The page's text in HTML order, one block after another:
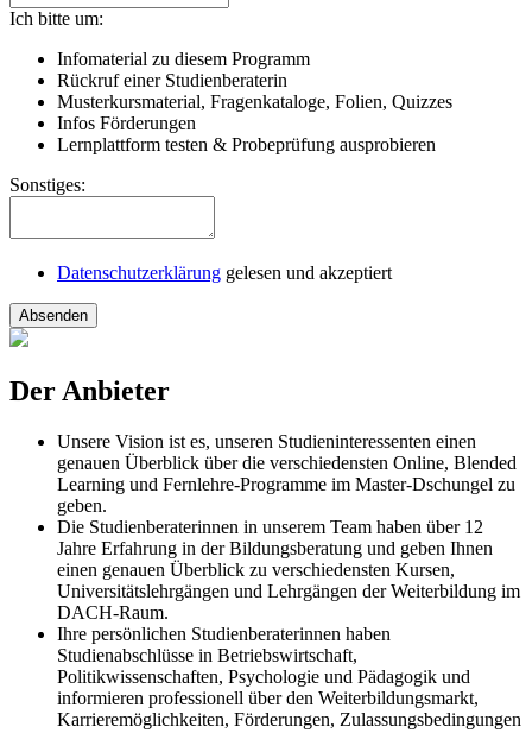
Ich bitte um:
Infomaterial zu diesem Programm
Rückruf einer Studienberaterin
Musterkursmaterial, Fragenkataloge, Folien, Quizzes
Infos Förderungen
Lernplattform testen & Probeprüfung ausprobieren
Sonstiges:
Datenschutzerklärung gelesen und akzeptiert
Absenden
Der Anbieter
Unsere Vision ist es, unseren Studieninteressenten einen
genauen Überblick über die verschiedensten Online, Blended
Learning und Fernlehre-Programme im Master-Dschungel zu
geben.
Die Studienberaterinnen in unserem Team haben über 12
Jahre Erfahrung in der Bildungsberatung und geben Ihnen
einen genauen Überblick zu verschiedensten Kursen,
Universitätslehrgängen und Lehrgängen der Weiterbildung im
DACH-Raum.
Ihre persönlichen Studienberaterinnen haben
Studienabschlüsse in Betriebswirtschaft,
Politikwissenschaften, Psychologie und Pädagogik und
informieren professionell über den Weiterbildungsmarkt,
Karrieremöglichkeiten, Förderungen, Zulassungsbedingungen